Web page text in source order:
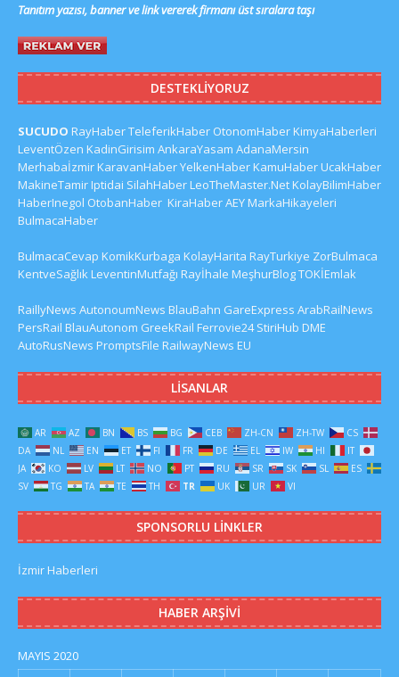
Tanıtım yazısı, banner ve link vererek firmanı üst sıralara taşı
DESTEKLIYORUZ
SUCUDO RayHaberTeleferikHaber OtonomHaberKimyaHaberleri
LeventÖzen KadinGirisim AnkaraYasam AdanaMersin
MerhabaİzmirKaravanHaberYelkenHaberKamuHaberUcakHaber
MakineTamirIptidai SilahHaberLeoTheMaster.NetKolayBilimHaber
HaberInegol OtobanHaber KiraHaberAEYMarkaHikayeleri
BulmacaHaber
BulmacaCevap KomikKurbaga KolayHarita RayTurkiye ZorBulmaca
KentveSağlıkLeventinMutfağı Rayİhale MeşhurBlogTOKİEmlak
RaillyNews AutonoumNews BlauBahn GareExpress ArabRailNews
PersRail BlauAutonom GreekRail Ferrovie24 StiriHub DME
AutoRusNews PromptsFile RailwayNews EU
LISANLAR
AR AZ BN BS BG CEB ZH-CN ZH-TW
CS
DA
NL EN ET FI FR DE EL IW HI
IT
JA
KO LV LT NO PT RU SR SK SL
ES
SV
TG TA TE TH TR UK UR VI
SPONSORLU LINKLER
İzmir Haberleri
HABER ARŞIVI
MAYIS 2020